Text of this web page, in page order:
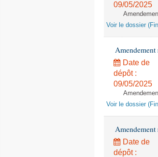
09/05/2025
Voir le dossier
Amendement
Date de
dépôt :
09/05/2025
Voir le dossier
Amendement
Date de
dépôt :